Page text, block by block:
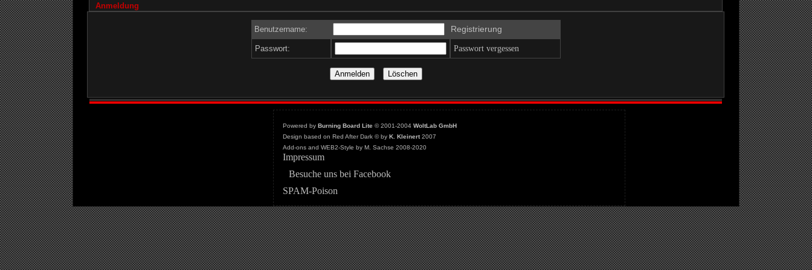
Anmeldung
Benutzername: Registrierung
Passwort: Passwort vergessen
Powered by Burning Board Lite© 2001-2004 WoltLab GmbH
Design based on Red After Dark © by K. Kleinert2007
Add-ons and WEB2-Style by M. Sachse 2008-2020
Impressum
Besuche uns bei Facebook
SPAM-Poison